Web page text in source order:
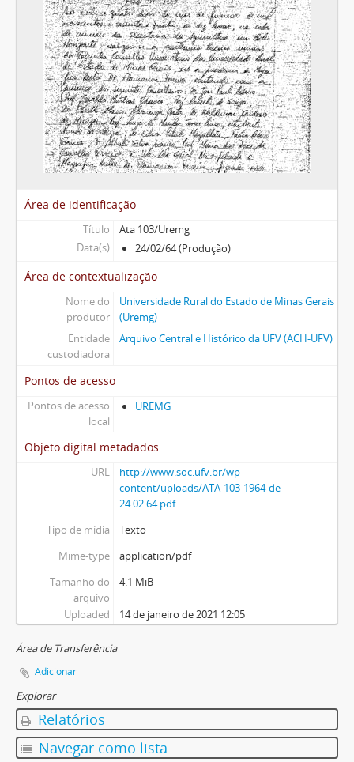
Área de identificação
Título
Ata 103/Uremg
Data(s)
24/02/64 (Produção)
Área de contextualização
Nome do
produtor
Universidade Rural do Estado de Minas Gerais
(Uremg)
Entidade
custodiadora
Arquivo Central e Histórico da UFV (ACH-UFV)
Pontos de acesso
Pontos de acesso
local
UREMG
Objeto digital metadados
URL
http://www.soc.ufv.br/wp-
content/uploads/ATA-103-1964-de-
24.02.64.pdf
Tipo de mídia
Texto
Mime-type
application/pdf
Tamanho do
arquivo
4.1 MiB
Uploaded 14 de janeiro de 2021 12:05
Área de Transferência
Adicionar
Explorar
Relatórios
Navegar como lista